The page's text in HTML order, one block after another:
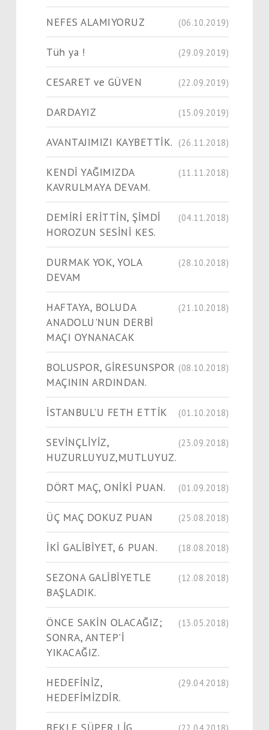
NEFES ALAMIYORUZ (06.10.2019)
Tüh ya ! (29.09.2019)
CESARET ve GÜVEN (22.09.2019)
DARDAYIZ (15.09.2019)
AVANTAJIMIZI KAYBETTİK. (26.11.2018)
KENDİ YAĞIMIZDA
KAVRULMAYA DEVAM.
(11.11.2018)
DEMİRİ ERİTTİN, ŞİMDİ
HOROZUN SESİNİ KES.
(04.11.2018)
DURMAK YOK, YOLA
DEVAM
(28.10.2018)
HAFTAYA, BOLUDA
ANADOLU'NUN DERBİ
MAÇI OYNANACAK
(21.10.2018)
BOLUSPOR, GİRESUNSPOR
MAÇININ ARDINDAN.
(08.10.2018)
İSTANBUL'U FETH ETTİK (01.10.2018)
SEVİNÇLİYİZ,
HUZURLUYUZ,MUTLUYUZ.
(23.09.2018)
DÖRT MAÇ, ONİKİ PUAN. (01.09.2018)
ÜÇ MAÇ DOKUZ PUAN (25.08.2018)
İKİ GALİBİYET, 6 PUAN. (18.08.2018)
SEZONA GALİBİYETLE
BAŞLADIK.
(12.08.2018)
ÖNCE SAKİN OLACAĞIZ;
SONRA, ANTEP'İ
YIKACAĞIZ.
(13.05.2018)
HEDEFİNİZ,
HEDEFİMİZDİR.
(29.04.2018)